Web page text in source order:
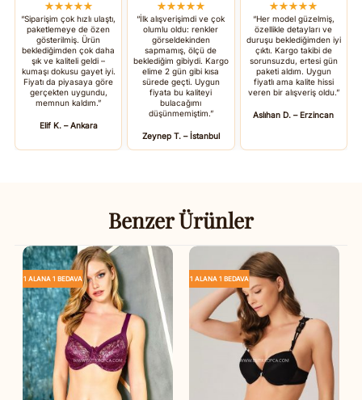
★★★★★
“Siparişim çok hızlı ulaştı,
paketlemeye de özen
gösterilmiş. Ürün
beklediğimden çok daha
şık ve kaliteli geldi –
kumaşı dokusu gayet iyi.
Fiyatı da piyasaya göre
gerçekten uygundu,
memnun kaldım.”
Elif K. – Ankara
★★★★★
“İlk alışverişimdi ve çok
olumlu oldu: renkler
görseldekinden
sapmamış, ölçü de
beklediğim gibiydi. Kargo
elime 2 gün gibi kısa
sürede geçti. Uygun
fiyata bu kaliteyi
bulacağımı
düşünmemiştim.”
Zeynep T. – İstanbul
★★★★★
“Her model güzelmiş,
özellikle detayları ve
duruşu beklediğimden iyi
çıktı. Kargo takibi de
sorunsuzdu, ertesi gün
paketi aldım. Uygun
fiyatlı ama kalite hissi
veren bir alışveriş oldu.”
Aslıhan D. – Erzincan
Benzer Ürünler
1 ALANA 1 BEDAVA 1 ALANA 1 BEDAVA